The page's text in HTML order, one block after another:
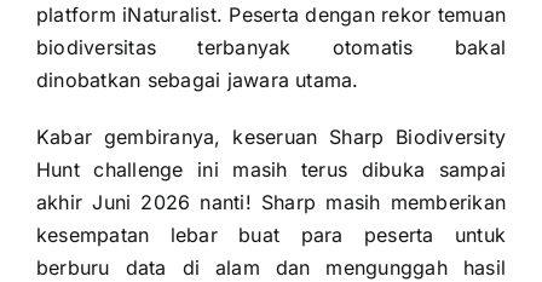
platform iNaturalist. Peserta dengan rekor temuan
biodiversitas terbanyak otomatis bakal
dinobatkan sebagai jawara utama.
Kabar gembiranya, keseruan Sharp Biodiversity
Hunt challenge ini masih terus dibuka sampai
akhir Juni 2026 nanti! Sharp masih memberikan
kesempatan lebar buat para peserta untuk
berburu data di alam dan mengunggah hasil